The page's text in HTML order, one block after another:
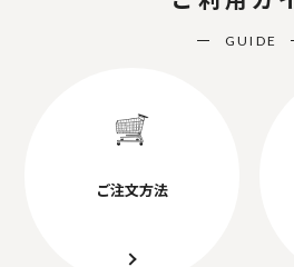
GUIDE
ご注文方法